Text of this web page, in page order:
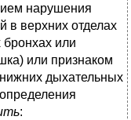
нарушения
в верхних отделах
или
или признаком
дыхательных
: